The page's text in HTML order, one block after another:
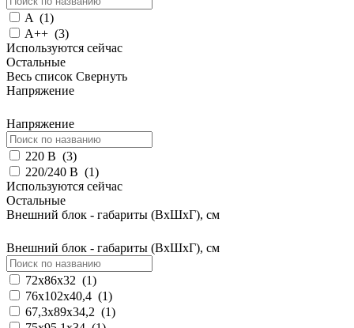
A (1)
A++ (3)
Используются сейчас
Остальные
Весь список Свернуть
Напряжение
Напряжение
220 В (3)
220/240 B (1)
Используются сейчас
Остальные
Внешний блок - габариты (ВхШхГ), см
Внешний блок - габариты (ВхШхГ), см
72х86x32 (1)
76х102х40,4 (1)
67,3x89x34,2 (1)